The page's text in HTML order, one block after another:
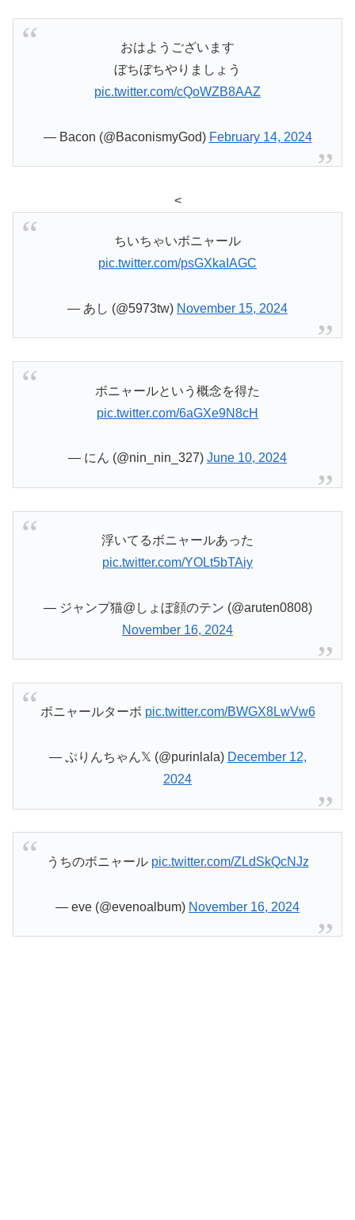
おはようございます
ぼちぼちやりましょう
pic.twitter.com/cQoWZB8AAZ
— Bacon (@BaconismyGod) February 14, 2024
<
ちいちゃいボニャール
pic.twitter.com/psGXkaIAGC
— あし (@5973tw) November 15, 2024
ボニャールという概念を得た
pic.twitter.com/6aGXe9N8cH
— にん (@nin_nin_327) June 10, 2024
浮いてるボニャールあった
pic.twitter.com/YOLt5bTAiy
— ジャンプ猫@しょぼ顔のテン (@aruten0808)
November 16, 2024
ボニャールターボ pic.twitter.com/BWGX8LwVw6
— ぷりんちゃん𝕏 (@purinlala) December 12,
2024
うちのボニャール pic.twitter.com/ZLdSkQcNJz
— eve (@evenoalbum) November 16, 2024